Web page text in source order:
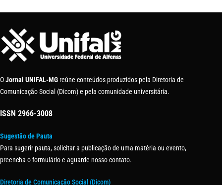
OJornal UNIFAL-MG reúne conteúdos produzidos pela Diretoria de
Comunicação Social (Dicom) e pela comunidade universitária.
ISSN 2966-3008
Sugestão de Pauta
Para sugerir pauta, solicitar a publicação de uma matéria ou evento,
preencha o formulário e aguarde nosso contato.
Diretoria de Comunicação Social (Dicom)